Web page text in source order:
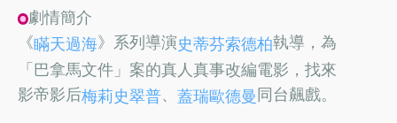
劇情簡介
《瞞天過海》系列導演史蒂芬索德柏執導，為
「巴拿馬文件」案的真人真事改編電影，找來
影帝影后梅莉史翠普、 蓋瑞歐德曼同台飆戲。